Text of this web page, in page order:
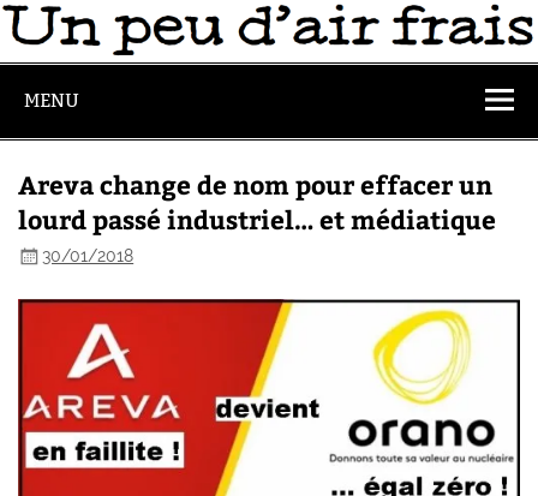
MENU
Areva change de nom pour effacer un
lourd passé industriel… et médiatique
30/01/2018